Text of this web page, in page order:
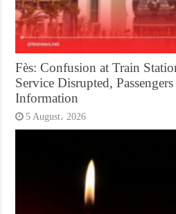
Fès: Confusion at Train
Service Disrupted,
Information
5 August، 2026